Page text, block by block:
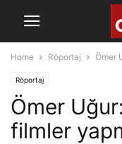
Home Röportaj Ömer
Röportaj
Ömer
filmler